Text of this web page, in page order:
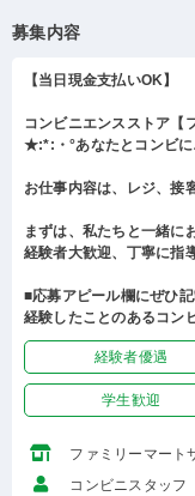
募集内容
【当日現金支払いOK】
コンビニエンスストア【
★:*:・°あなたとコンビ
お仕事内容は、レジ、接
まずは、私たちと一緒に
経験者大歓迎、丁寧に指
■応募アピール欄にぜひ
経験したことのあるコン
経験者優遇
学生歓迎
ファミリーマート
コンビニスタッフ